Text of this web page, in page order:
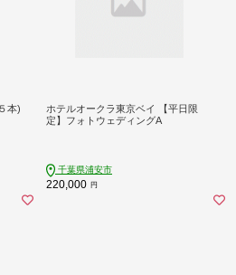
本)
ホテルオークラ東京ベイ 【平日限
定】フォトウェディングA
千葉県浦安市
220,000 円